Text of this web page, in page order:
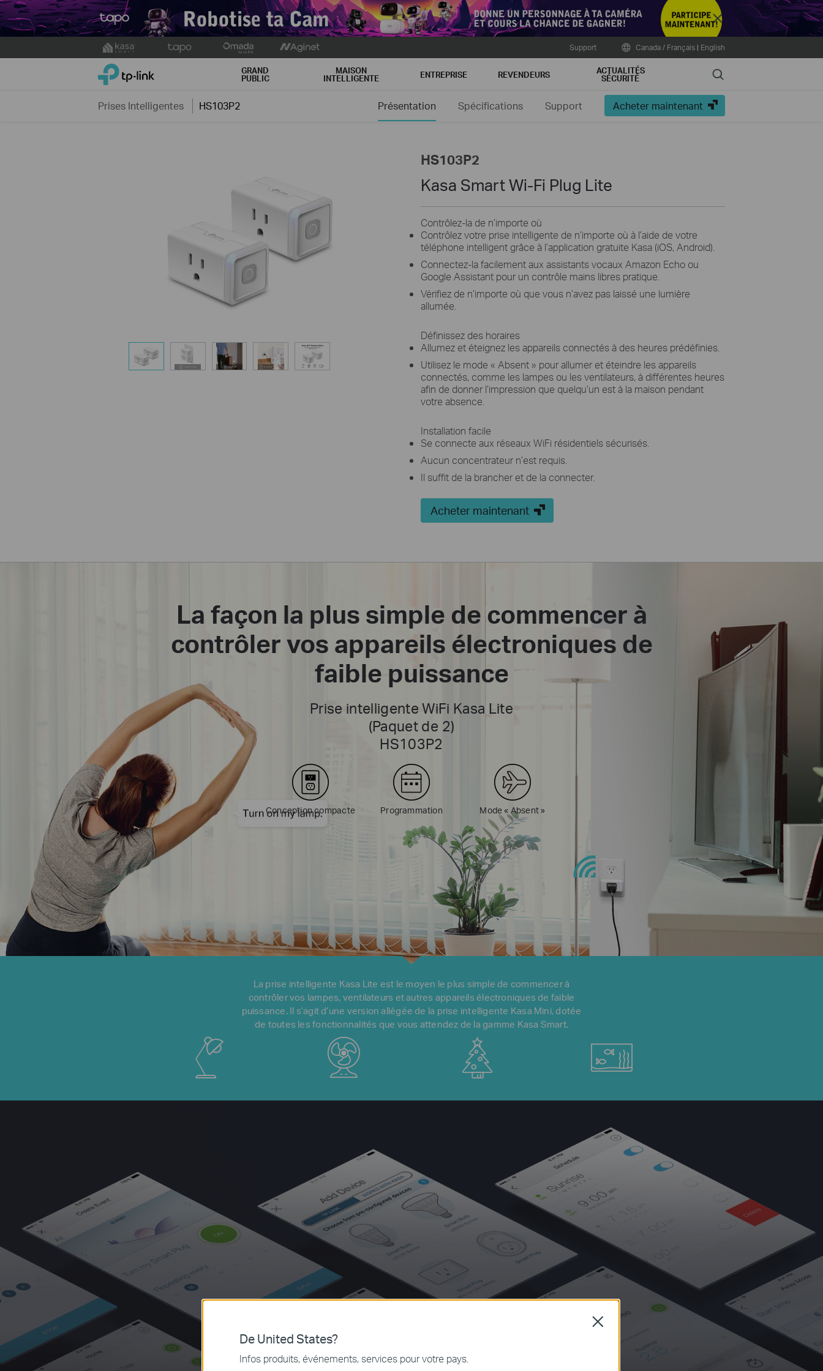
Close
to
Support Canada / Français | English
TP-Link, Reliably Smart GRAND
PUBLIC
MAISON
INTELLIGENTE ENTREPRISE REVENDEURS ACTUALITÉS
SÉCURITÉ Search
Prises Intelligentes HS103P2 Présentation Spécifications Support Acheter maintenant
HS103P2
Kasa Smart Wi-Fi Plug Lite
Contrôlez-la de n’importe où
Contrôlez votre prise intelligente de n’importe où à l’aide de votre
téléphone intelligent grâce à l’application gratuite Kasa (iOS, Android).
Connectez-la facilement aux assistants vocaux Amazon Echo ou
Google Assistant pour un contrôle mains libres pratique.
Vérifiez de n’importe où que vous n’avez pas laissé une lumière
allumée.
Définissez des horaires
Allumez et éteignez les appareils connectés à des heures prédéfinies.
Utilisez le mode « Absent » pour allumer et éteindre les appareils
connectés, comme les lampes ou les ventilateurs, à différentes heures
afin de donner l’impression que quelqu’un est à la maison pendant
votre absence.
Installation facile
Se connecte aux réseaux WiFi résidentiels sécurisés.
Aucun concentrateur n’est requis.
Il suffit de la brancher et de la connecter.
Acheter maintenant
La façon la plus simple de commencer à
contrôler vos appareils électroniques de
faible puissance
Prise intelligente WiFi Kasa Lite
(Paquet de 2)
HS103P2
Conception compacte Programmation Mode « Absent »
La prise intelligente Kasa Lite est le moyen le plus simple de commencer à
contrôler vos lampes, ventilateurs et autres appareils électroniques de faible
puissance. Il s’agit d’une version allégée de la prise intelligente Kasa Mini, dotée
de toutes les fonctionnalités que vous attendez de la gamme Kasa Smart.
De United States?
Infos produits, événements, services pour votre pays.
Close